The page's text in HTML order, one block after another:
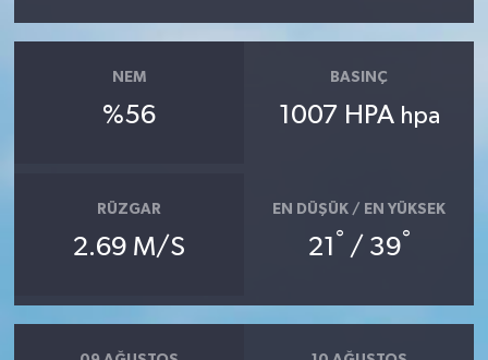
NEM
%56
BASINÇ
1007 HPA hpa
RÜZGAR
2.69 M/S
EN DÜŞÜK / EN YÜKSEK
21 ° / 39°